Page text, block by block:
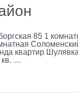
85 1
квартир
кв. …